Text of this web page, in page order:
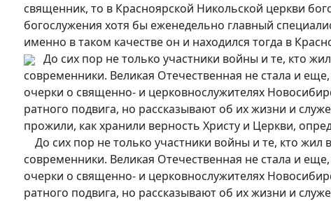
священник, то в Красноярской Никольской церкви
богослужения хотя бы еженедельно главный
именно в таком качестве он и находился тогда в
До сих пор не только участники войны и те, кто
современники. Великая Отечественная не стала и
очерки о священно- и церковнослужителях
ратного подвига, но рассказывают об их жизни и
прожили, как хранили верность Христу и Церкви,
До сих пор не только участники войны и те, кто
современники. Великая Отечественная не стала и
очерки о священно- и церковнослужителях
ратного подвига, но рассказывают об их жизни и